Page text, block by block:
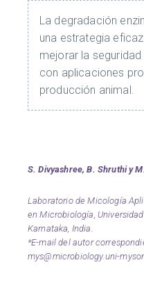
La degradación
una estrategia
mejorar la
con aplicaciones
producción animal.
S. Divyashree, B. Shruthi y
Laboratorio de Micología
en Microbiología,
Karnataka, India.
*E-mail del autor
mys@microbiology.uni-